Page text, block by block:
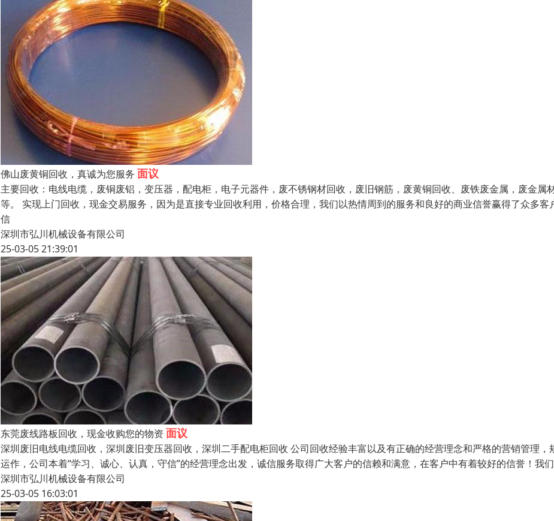
佛山废黄铜回收，真诚为您服务 面议
主要回收：电线电缆，废铜废铝，变压器，配电柜，电子元器件，废不锈钢材回收，废旧钢筋，废黄铜回收、废铁废金属，废金属
等。 实现上门回收，现金交易服务，因为是直接专业回收利用，价格合理，我们以热情周到的服务和良好的商业信誉赢得了众多客
信
深圳市弘川机械设备有限公司
25-03-05 21:39:01
东莞废线路板回收，现金收购您的物资 面议
深圳废旧电线电缆回收，深圳废旧变压器回收，深圳二手配电柜回收 公司回收经验丰富以及有正确的经营理念和严格的营销管理，
运作，公司本着“学习、诚心、认真，守信”的经营理念出发，诚信服务取得广大客户的信赖和满意，在客户中有着较好的信誉！我
深圳市弘川机械设备有限公司
25-03-05 16:03:01